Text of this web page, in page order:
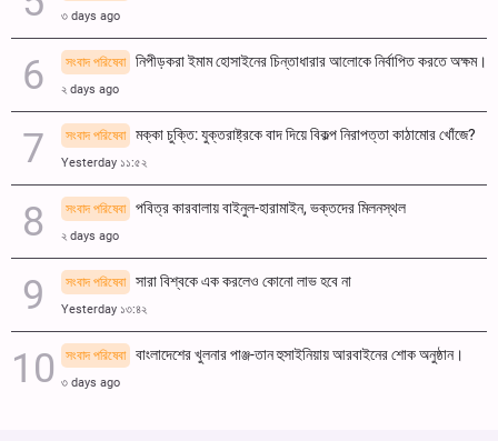
৩ days ago
সংবাদ পরিষেবা নিপীড়করা ইমাম হোসাইনের চিন্তাধারার আলোকে নির্বাপিত করতে অক্ষম।
২ days ago
সংবাদ পরিষেবা মক্কা চুক্তি: যুক্তরাষ্ট্রকে বাদ দিয়ে বিকল্প নিরাপত্তা কাঠামোর খোঁজে?
Yesterday ১১:৫২
সংবাদ পরিষেবা পবিত্র কারবালায় বাইনুল-হারামাইন, ভক্তদের মিলনস্থল
২ days ago
সংবাদ পরিষেবা সারা বিশ্বকে এক করলেও কোনো লাভ হবে না
Yesterday ১৩:৪২
সংবাদ পরিষেবা বাংলাদেশের খুলনার পাঞ্জ-তান হুসাইনিয়ায় আরবাইনের শোক অনুষ্ঠান।
৩ days ago